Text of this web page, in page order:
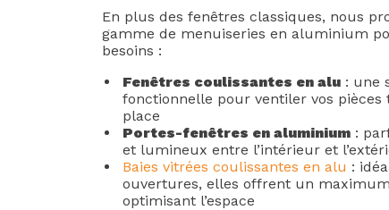
En plus des fenêtres classiques, nous
gamme de menuiseries en aluminium
besoins :
Fenêtres coulissantes en alu : une
fonctionnelle pour ventiler vos
place
Portes-fenêtres en aluminium :
et lumineux entre l’intérieur et
Baies vitrées coulissantes en alu :
ouvertures, elles offrent un
optimisant l’espace